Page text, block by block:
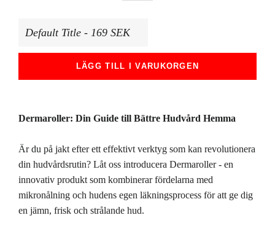
LÄGG TILL I VARUKORGEN
Dermaroller: Din Guide till Bättre Hudvård Hemma
Är du på jakt efter ett effektivt verktyg som kan revolutionera
din hudvårdsrutin? Låt oss introducera Dermaroller - en
innovativ produkt som kombinerar fördelarna med
mikronålning och hudens egen läkningsprocess för att ge dig
en jämn, frisk och strålande hud.